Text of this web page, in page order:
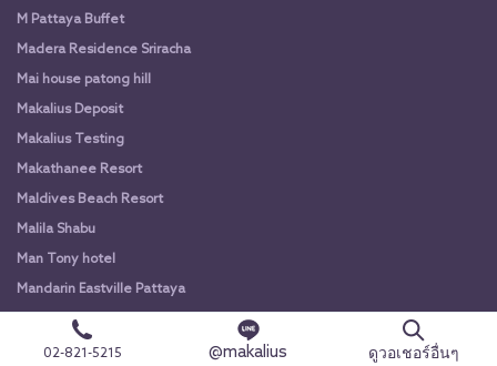
M Pattaya Buffet
Madera Residence Sriracha
Mai house patong hill
Makalius Deposit
Makalius Testing
Makathanee Resort
Maldives Beach Resort
Malila Shabu
Man Tony hotel
Mandarin Eastville Pattaya
Manhattan Pattaya Hotel
Maple Travel Phangnga
02-821-5215 @makalius ดูวอเชอร์อื่นๆ